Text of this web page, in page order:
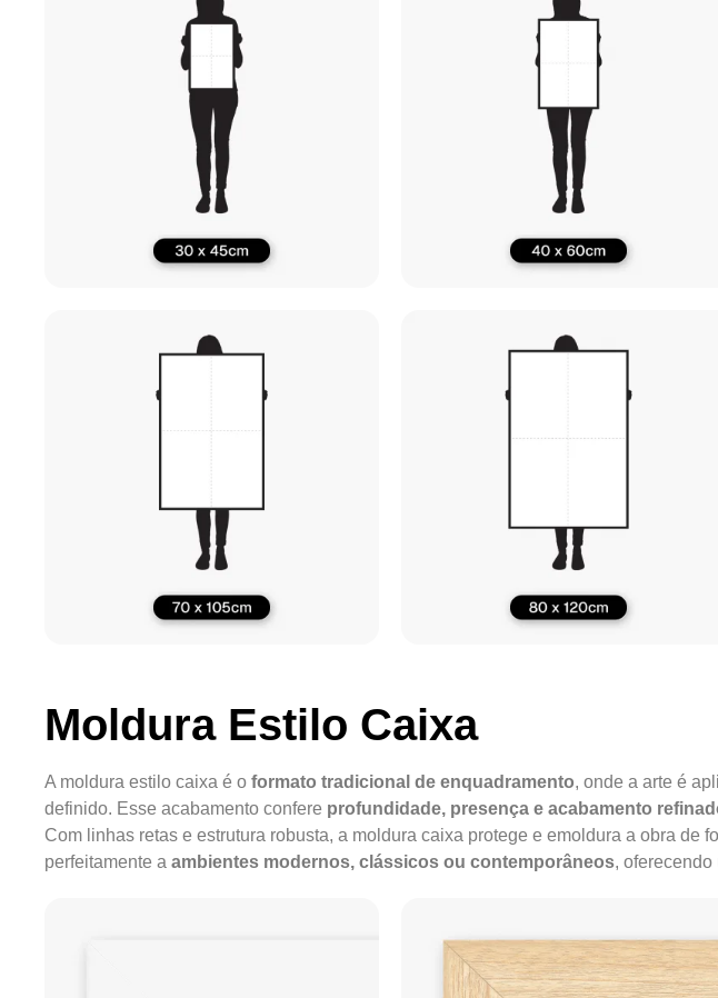
Moldura Estilo Caixa
A moldura estilo caixa é o formato tradicional de enquadramento, onde a arte é
definido. Esse acabamento confere profundidade, presença e acabamento
Com linhas retas e estrutura robusta, a moldura caixa protege e emoldura a obra
perfeitamente a ambientes modernos, clássicos ou contemporâneos,